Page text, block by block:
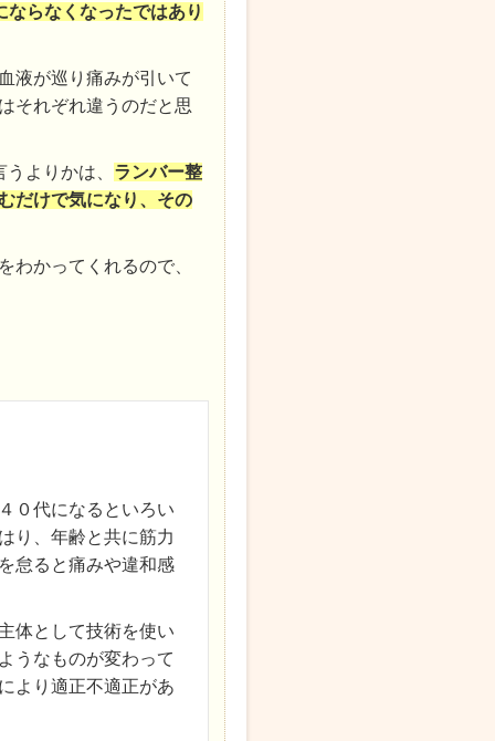
らなくなったではあり
液が巡り痛みが引いて
それぞれ違うのだと思
よりかは、 ランバー整
だけで気になり、その
わかってくれるので、
０代になるといろい
り、年齢と共に筋力
怠ると痛みや違和感
体として技術を使い
うなものが変わって
より適正不適正があ